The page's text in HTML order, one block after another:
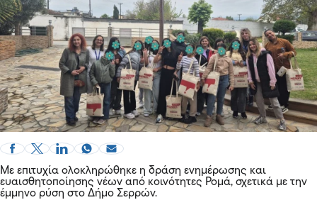
Με επιτυχία ολοκληρώθηκε η δράση ενημέρωσης και
ευαισθητοποίησης νέων από κοινότητες Ρομά, σχετικά με την
έμμηνο ρύση στο Δήμο Σερρών.